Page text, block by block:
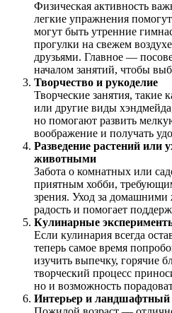
Физическая активность
легкие упражнения
могут быть утренние
прогулки на свежем
друзьями. Главное —
началом занятий, чтобы
Творчество и рукоделие
Творческие занятия, такие
или другие виды
но помогают развить
воображение и получать
Разведение растений или
животными
Забота о комнатных или
приятным хобби,
зрения. Уход за
радость и помогает
Кулинарные
Если кулинария всегда
теперь самое время
изучить выпечку, горячие
творческий процесс
но и возможность
Интерьер и ландшафтный